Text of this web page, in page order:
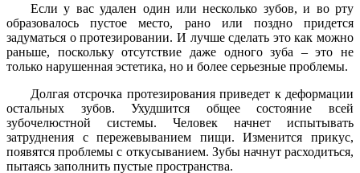
Если у вас удален один или несколько зубов, и во рту
образовалось пустое место, рано или поздно придется
задуматься о протезировании. И лучше сделать это как можно
раньше, поскольку отсутствие даже одного зуба – это не
только нарушенная эстетика, но и более серьезные проблемы.
Долгая отсрочка протезирования приведет к деформации
остальных зубов. Ухудшится общее состояние всей
зубочелюстной системы. Человек начнет испытывать
затруднения с пережевыванием пищи. Изменится прикус,
появятся проблемы с откусыванием. Зубы начнут расходиться,
пытаясь заполнить пустые пространства.